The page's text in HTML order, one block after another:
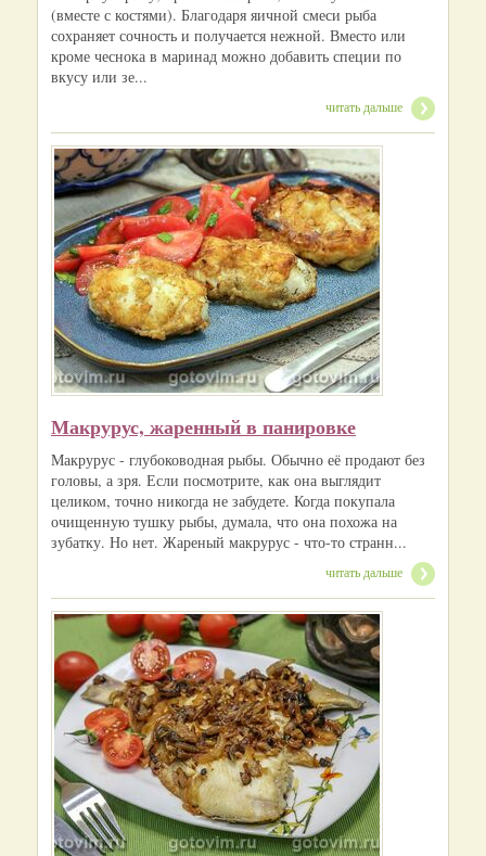
(вместе с костями). Благодаря яичной смеси рыба
сохраняет сочность и получается нежной. Вместо или
кроме чеснока в маринад можно добавить специи по
вкусу или зе...
читать дальше
Макрурус, жаренный в панировке
Макрурус - глубоководная рыбы. Обычно её продают без
головы, а зря. Если посмотрите, как она выглядит
целиком, точно никогда не забудете. Когда покупала
очищенную тушку рыбы, думала, что она похожа на
зубатку. Но нет. Жареный макрурус - что-то странн...
читать дальше